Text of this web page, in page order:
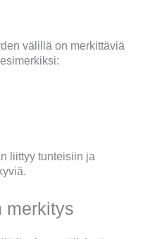
välillä on merkittäviä
liittyy tunteisiin ja
merkitys